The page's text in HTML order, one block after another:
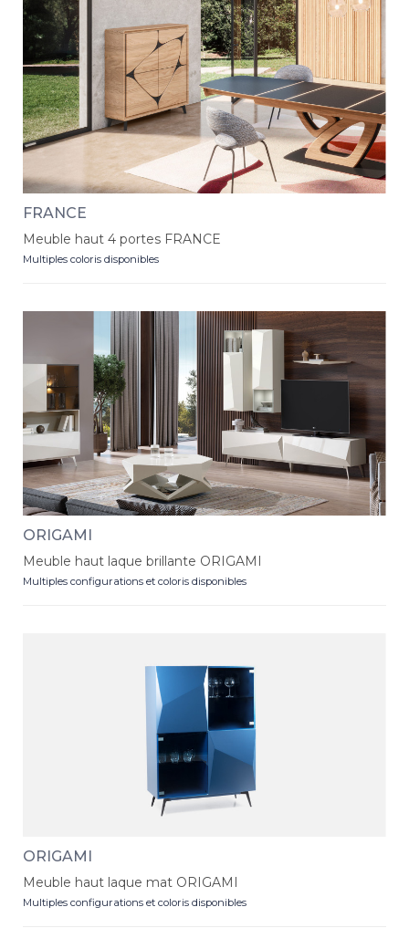
FRANCE
Meuble haut 4 portes FRANCE
Multiples coloris disponibles
ORIGAMI
Meuble haut laque brillante ORIGAMI
Multiples configurations et coloris disponibles
ORIGAMI
Meuble haut laque mat ORIGAMI
Multiples configurations et coloris disponibles